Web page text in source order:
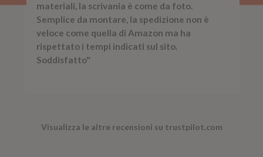
materiali, la scrivania è come da foto.
Semplice da montare, la spedizione non è
veloce come quella di Amazon ma ha
rispettato i tempi indicati sul sito.
Soddisfatto"
Visualizza le altre recensioni su trustpilot.com